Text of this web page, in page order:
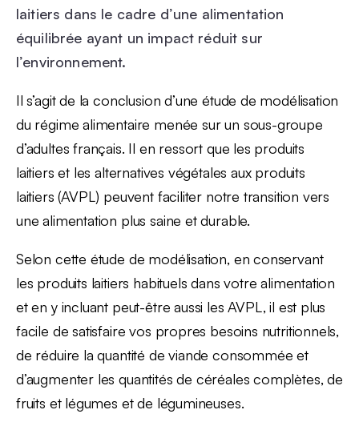
laitiers dans le cadre d’une alimentation
équilibrée ayant un impact réduit sur
l’environnement.
Il s’agit de la conclusion d’une étude de modélisation
du régime alimentaire menée sur un sous-groupe
d’adultes français. Il en ressort que les produits
laitiers et les alternatives végétales aux produits
laitiers (AVPL) peuvent faciliter notre transition vers
une alimentation plus saine et durable.
Selon cette étude de modélisation, en conservant
les produits laitiers habituels dans votre alimentation
et en y incluant peut-être aussi les AVPL, il est plus
facile de satisfaire vos propres besoins nutritionnels,
de réduire la quantité de viande consommée et
d’augmenter les quantités de céréales complètes, de
fruits et légumes et de légumineuses.